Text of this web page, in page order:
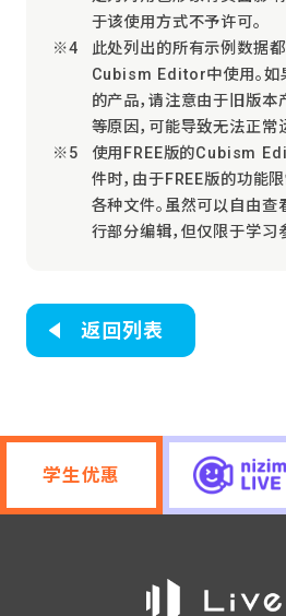
于该使用方式不予许可。
此处列出的所有示例数据
Cubism Editor中使用。如
的产品，请注意由于旧版
等原因，可能导致无法正常
使用FREE版的Cubism
件时，由于FREE版的功能
各种文件。虽然可以自由
行部分编辑，但仅限于学习
返回列表
学生优惠